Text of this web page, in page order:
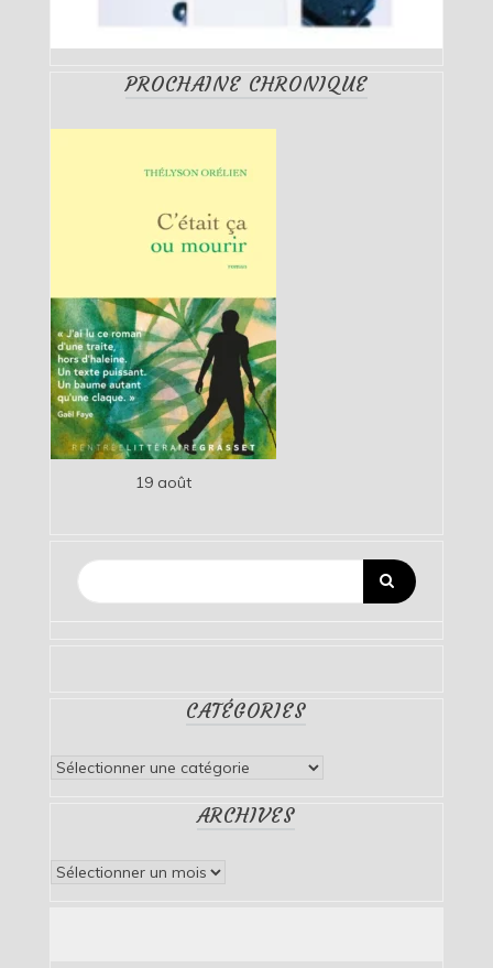
PROCHAINE CHRONIQUE
19 août
CATÉGORIES
Catégories
ARCHIVES
Archives